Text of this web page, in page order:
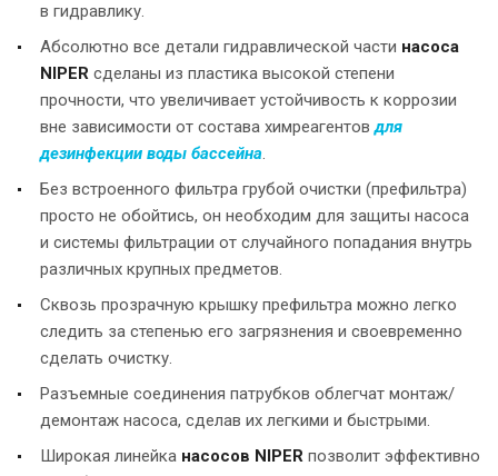
в гидравлику.
Абсолютно все детали гидравлической части насоса
NIPER сделаны из пластика высокой степени
прочности, что увеличивает устойчивость к коррозии
вне зависимости от состава химреагентовдля
дезинфекции воды бассейна.
Без встроенного фильтра грубой очистки (префильтра)
просто не обойтись, он необходим для защиты насоса
и системы фильтрации от случайного попадания внутрь
различных крупных предметов.
Сквозь прозрачную крышку префильтра можно легко
следить за степенью его загрязнения и своевременно
сделать очистку.
Разъемные соединения патрубков облегчат монтаж/
демонтаж насоса, сделав их легкими и быстрыми.
Широкая линейка насосов NIPER позволит эффективно